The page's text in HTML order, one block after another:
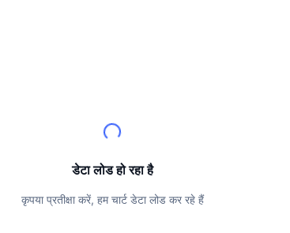
डेटा लोड हो रहा है
कृपया प्रतीक्षा करें, हम चार्ट डेटा लोड कर रहे हैं